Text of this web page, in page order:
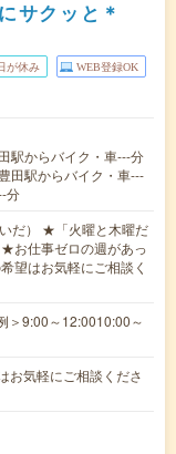
サクッと＊
が休み WEB登録OK
駅からバイク・車---分
田駅からバイク・車---
分
だ） ★「火曜と木曜だ
お仕事ゼロの週があっ
望はお気軽にご相談く
＞9:00～12:0010:00～
気軽にご相談くださ